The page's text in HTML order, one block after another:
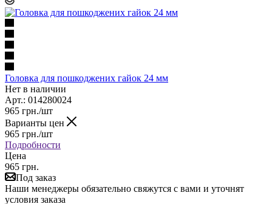
Головка для пошкоджених гайок 24 мм
Нет в наличии
Арт.: 014280024
965 грн./шт
Варианты цен
965 грн./шт
Подробности
Цена
965 грн.
Под заказ
Наши менеджеры обязательно свяжутся с вами и уточнят
условия заказа